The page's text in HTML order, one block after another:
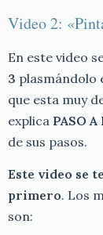
Video 2:
En este video
3 plasmándolo
que esta muy
explica PASO A
de sus pasos.
Este video se
primero. Los
son: